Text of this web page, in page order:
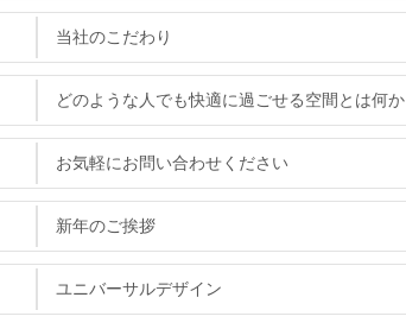
当社のこだわり
どのような人でも快適に過ごせる空間とは何か
お気軽にお問い合わせください
新年のご挨拶
ユニバーサルデザイン